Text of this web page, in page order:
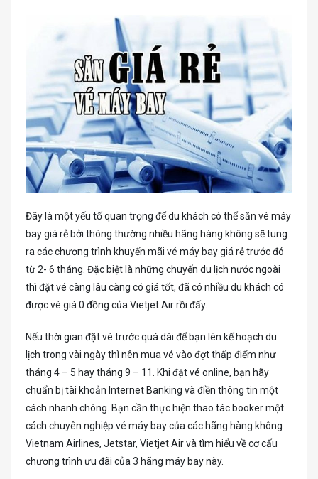
Đây là một yếu tố quan trọng để du khách có thể săn vé máy
bay giá rẻ bởi thông thường nhiều hãng hàng không sẽ tung
ra các chương trình khuyến mãi vé máy bay giá rẻ trước đó
từ 2- 6 tháng. Đặc biệt là những chuyến du lịch nước ngoài
thì đặt vé càng lâu càng có giá tốt, đã có nhiều du khách có
được vé giá 0 đồng của Vietjet Air rồi đấy.
Nếu thời gian đặt vé trước quá dài để bạn lên kế hoạch du
lịch trong vài ngày thì nên mua vé vào đợt thấp điểm như
tháng 4 – 5 hay tháng 9 – 11. Khi đặt vé online, bạn hãy
chuẩn bị tài khoản Internet Banking và điền thông tin một
cách nhanh chóng. Bạn cần thực hiện thao tác booker một
cách chuyên nghiệp vé máy bay của các hãng hàng không
Vietnam Airlines, Jetstar, Vietjet Air và tìm hiểu về cơ cấu
chương trình ưu đãi của 3 hãng máy bay này.